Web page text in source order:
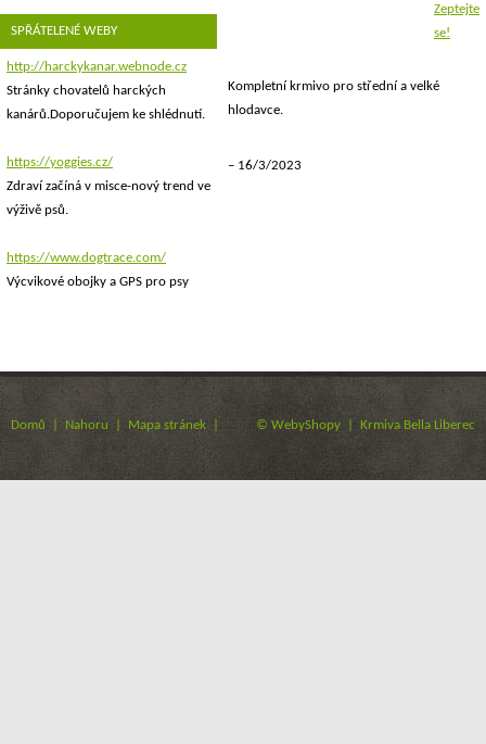
Zeptejte
se!
Kompletní krmivo pro střední a velké
hlodavce.
16/3/2023
SPŘÁTELENÉ WEBY
http://harckykanar.webnode.cz
Stránky chovatelů harckých
kanárů.Doporučujem ke shlédnutí.
https://yoggies.cz/
Zdraví začíná v misce-nový trend ve
výživě psů.
https://www.dogtrace.com/
Výcvikové obojky a GPS pro psy
Domů Nahoru Mapa stránek © WebyShopy | Krmiva Bella Liberec